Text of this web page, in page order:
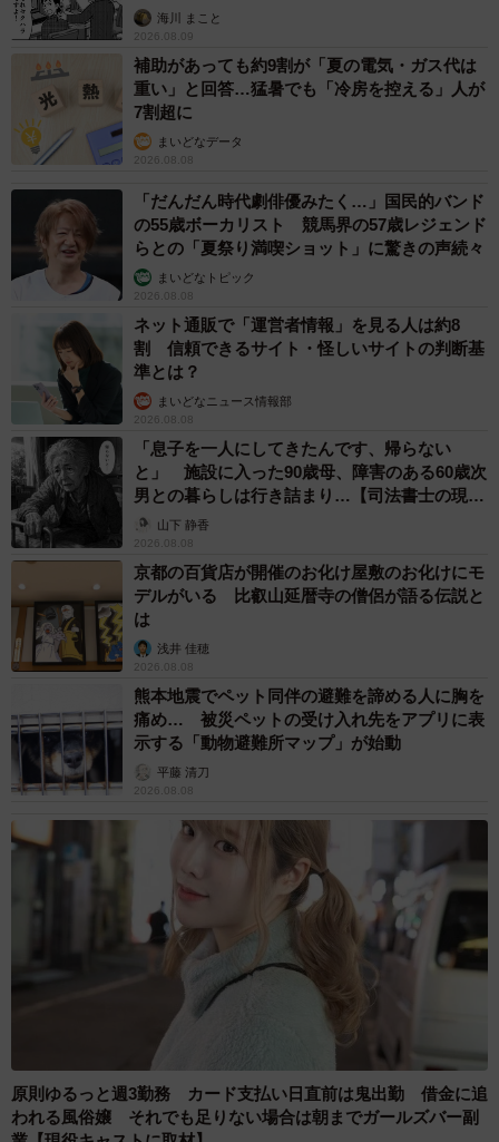
海川 まこと
2026.08.09
補助があっても約9割が「夏の電気・ガス代は
重い」と回答…猛暑でも「冷房を控える」人が
7割超に
まいどなデータ
2026.08.08
「だんだん時代劇俳優みたく…」国民的バンド
の55歳ボーカリスト 競馬界の57歳レジェンド
らとの「夏祭り満喫ショット」に驚きの声続々
まいどなトピック
2026.08.08
ネット通販で「運営者情報」を見る人は約8
割 信頼できるサイト・怪しいサイトの判断基
準とは？
まいどなニュース情報部
2026.08.08
「息子を一人にしてきたんです、帰らない
と」 施設に入った90歳母、障害のある60歳次
男との暮らしは行き詰まり…【司法書士の現場
から】山下 静香
2026.08.08
京都の百貨店が開催のお化け屋敷のお化けにモ
デルがいる 比叡山延暦寺の僧侶が語る伝説と
は
浅井 佳穂
2026.08.08
熊本地震でペット同伴の避難を諦める人に胸を
痛め… 被災ペットの受け入れ先をアプリに表
示する「動物避難所マップ」が始動
平藤 清刀
2026.08.08
原則ゆるっと週3勤務 カード支払い日直前は鬼出勤 借金に追
われる風俗嬢 それでも足りない場合は朝までガールズバー副